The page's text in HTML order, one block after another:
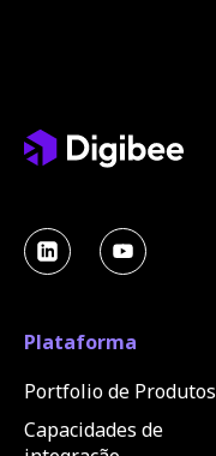
Plataforma
Portfolio de Produtos
Capacidades de